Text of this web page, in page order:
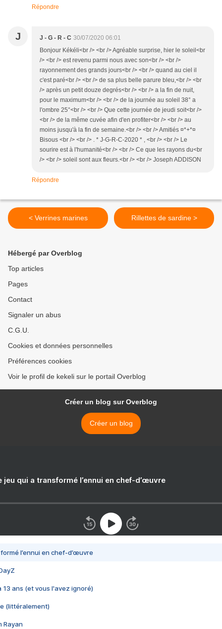
Répondre
J J - G - R - C 30/07/2020 06:01
Bonjour Kékéli<br /> <br /> Agréable surprise, hier le soleil<br
/> <br /> est revenu parmi nous avec son<br /> <br />
rayonnement des grands jours<br /> <br /> quand au ciel il
c'est paré<br /> <br /> de sa plus belle parure bleu,<br /> <br
/> après un petit douze degrés<br /> <br /> a la fin de nuit,
pour le maximum<br /> <br /> de la journée au soleil 38° a
l'ombre 25°<br /> <br /> Que cette journée de jeudi soit<br />
<br /> de la même cuvée afin d'en profiter<br /> <br /> au
moins jusqu'à la fin de semaine.<br /> <br /> Amitiés ¤*+*¤
Bisous <br /> <br /> . * J-G-R-C-2020 * , <br /> <br /> Le
sourire est à l'humanité<br /> <br /> Ce que les rayons du<br
/> <br /> soleil sont aux fleurs.<br /> <br /> Joseph ADDISON
Répondre
< Verrines marines Rillettes de sardine >
Hébergé par Overblog
Top articles
Pages
Contact
Signaler un abus
C.G.U.
Cookies et données personnelles
Préférences cookies
Voir le profil de kekeli sur le portail Overblog
Créer un blog sur Overblog
Créer un blog
jeu qui a transformé l’ennui en chef-d’œuvre
l’ennui en chef-d’œuvre
13 ans (et vous l'avez ignoré)
(littéralement)
Rayan